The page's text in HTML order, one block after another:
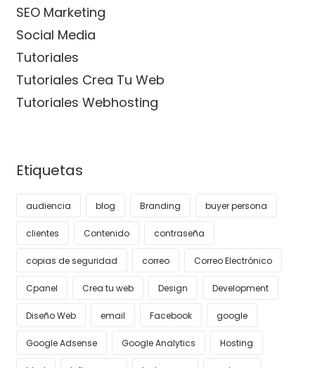
SEO Marketing
Social Media
Tutoriales
Tutoriales Crea Tu Web
Tutoriales Webhosting
Etiquetas
audiencia blog Branding buyer persona
clientes Contenido contraseña
copias de seguridad correo Correo Electrónico
Cpanel Crea tu web Design Development
Diseño Web email Facebook google
Google Adsense Google Analytics Hosting